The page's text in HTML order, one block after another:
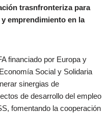
trasnfronteriza para
emprendimiento en la
financiado por Europa y
Social y Solidaria
sinergias de
de desarrollo del empleo
fomentando la cooperación